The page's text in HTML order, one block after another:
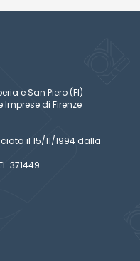
e San Piero (FI)
Imprese di Firenze
il 15/11/1994 dalla
371449